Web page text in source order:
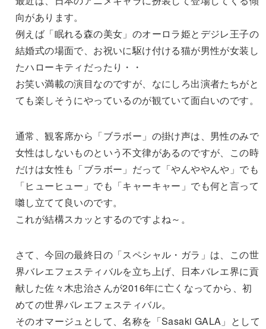
向があります。
例えば「眠れる森の美女」のオーロラ姫とデジレ王子の
結婚式の場面で、お祝いに駆け付ける猫が男性が女装し
たハローキティだったり・・
お笑い満載の演目なのですが、なにしろ出演者たちがと
ても楽しそうにやっているのが観ていて面白いのです。
通常、観客席から「ブラボー」の掛け声は、男性のみで
女性はしないものという不文律があるのですが、この時
だけは女性も「ブラボー」だって「やんややんや」でも
「ヒューヒュー」でも「キャーキャー」でも何と言って
囃し立てて良いのです。
これが結構スカッとするのですよね～。
さて、今回の最終日の「スペシャル・ガラ」は、この世
界バレエフェスティバルを立ち上げ、日本バレエ界に貢
献した佐々木忠治さんが2016年に亡くなってから、初
めての世界バレエフェスティバル。
そのオマージュとして、名称を「Sasaki GALA」として